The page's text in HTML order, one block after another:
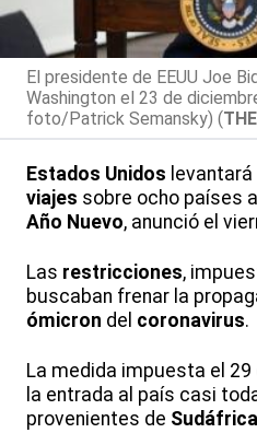
El presidente de EEUU Joe
Washington el 23 de
foto/Patrick Semansky) (
Estados Unidos
viajes sobre ocho países
Año Nuevo, anunció el
Las restricciones,
buscaban frenar la
ómicron del coronavirus.
La medida impuesta el
la entrada al país casi
provenientes de Sudáfrica